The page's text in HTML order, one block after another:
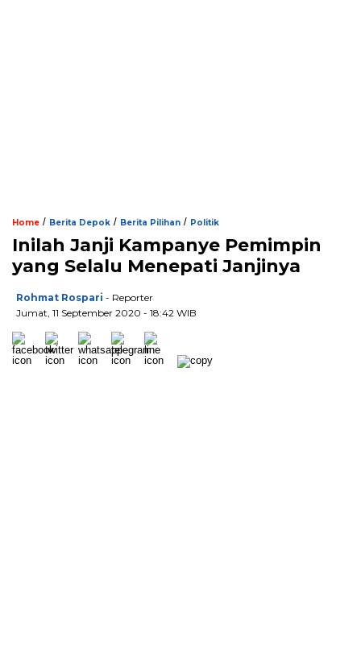
Home / Berita Depok / Berita Pilihan / Politik
Inilah Janji Kampanye Pemimpin
yang Selalu Menepati Janjinya
Rohmat Rospari - Reporter
Jumat, 11 September 2020 - 18:42 WIB